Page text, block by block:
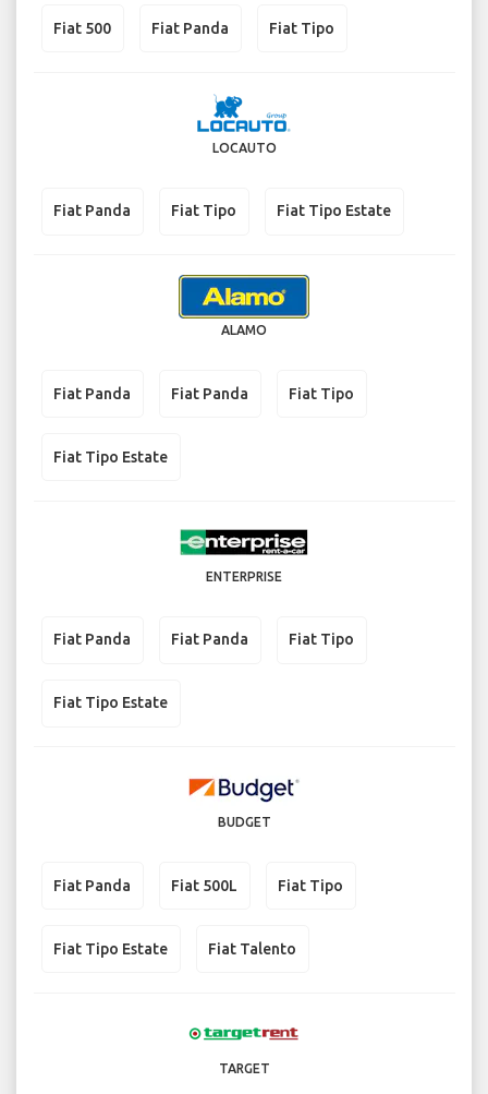
Fiat 500 Fiat Panda Fiat Tipo
LOCAUTO
Fiat Panda Fiat Tipo Fiat Tipo Estate
ALAMO
Fiat Panda Fiat Panda Fiat Tipo
Fiat Tipo Estate
ENTERPRISE
Fiat Panda Fiat Panda Fiat Tipo
Fiat Tipo Estate
BUDGET
Fiat Panda Fiat 500L Fiat Tipo
Fiat Tipo Estate Fiat Talento
TARGET